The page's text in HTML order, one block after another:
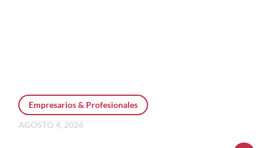
Empresarios & Profesionales
AGOSTO 4, 2026